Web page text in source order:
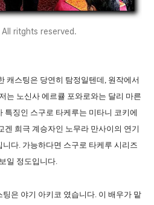
ritghts reserved.
캐스팅은 당연히 탐정일텐데, 원작에서
는 노신사 에르큘 포와로와는 달리 마른
특징인 스구로 타케루는 미타니 코키에
겐 희극 계승자인 노무라 만사이의 연기
다. 가능하다면 스구로 타케루 시리즈
일 정도입니다.
은 야기 아키코 였습니다. 이 배우가 맡